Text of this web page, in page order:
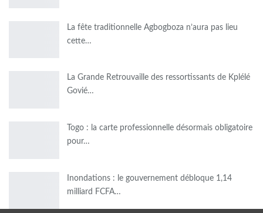
La fête traditionnelle Agbogboza n’aura pas lieu
cette…
La Grande Retrouvaille des ressortissants de Kplélé
Govié…
Togo : la carte professionnelle désormais obligatoire
pour…
Inondations : le gouvernement débloque 1,14
milliard FCFA…